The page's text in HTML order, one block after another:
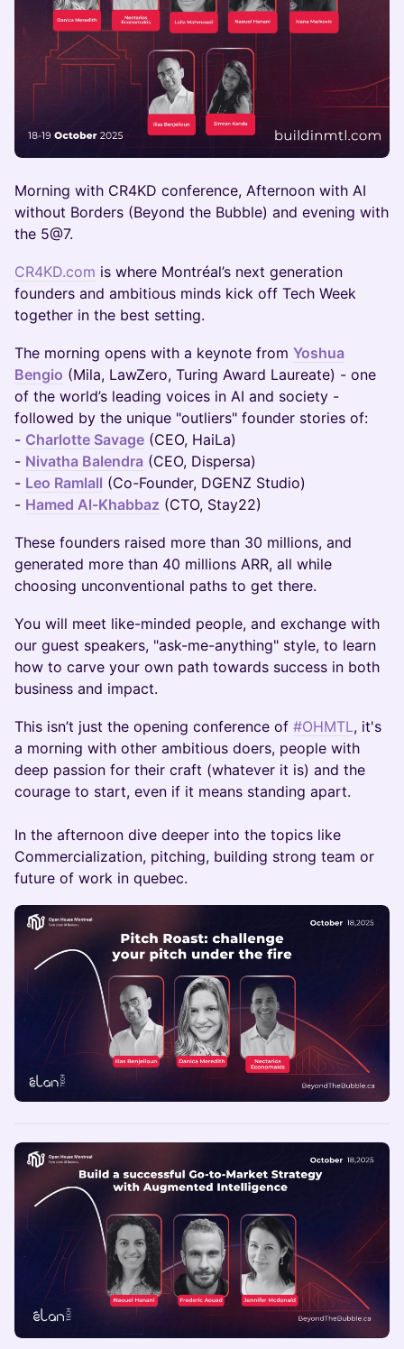
Morning with CR4KD conference, Afternoon with AI
without Borders (Beyond the Bubble) and evening with
the 5@7.
CR4KD.com is where Montréal’s next generation
founders and ambitious minds kick off Tech Week
together in the best setting.
​The morning opens with a keynote from Yoshua
Bengio (Mila, LawZero, Turing Award Laureate) - one
of the world’s leading voices in AI and society -
followed by the unique "outliers" founder stories of:
- Charlotte Savage (CEO, HaiLa)
- Nivatha Balendra (CEO, Dispersa)
- Leo Ramlall (Co-Founder, DGENZ Studio)
- Hamed Al-Khabbaz (CTO, Stay22)
​These founders raised more than 30 millions, and
generated more than 40 millions ARR, all while
choosing unconventional paths to get there.
​You will meet like-minded people, and exchange with
our guest speakers, "ask-me-anything" style, to learn
how to carve your own path towards success in both
business and impact.
​This isn’t just the opening conference of #OHMTL, it's
a morning with other ambitious doers, people with
deep passion for their craft (whatever it is) and the
courage to start, even if it means standing apart.
In the afternoon dive deeper into the topics like
Commercialization, pitching, building strong team or
future of work in quebec.